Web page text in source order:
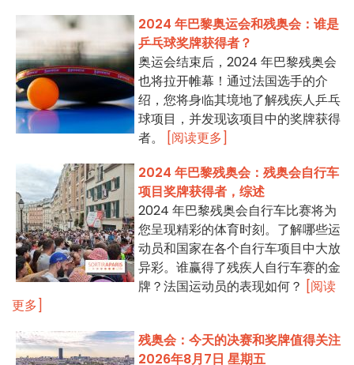
2024 年巴黎奥运会和残奥会：谁是
乒乓球奖牌获得者？
奥运会结束后，2024 年巴黎残奥会
也将拉开帷幕！通过法国选手的介
绍，您将身临其境地了解残疾人乒乓
球项目，并发现该项目中的奖牌获得
者。
[阅读更多]
2024 年巴黎残奥会：残奥会自行车
项目奖牌获得者，综述
2024 年巴黎残奥会自行车比赛将为
您呈现精彩的体育时刻。了解哪些运
动员和国家在各个自行车项目中大放
异彩。谁赢得了残疾人自行车赛的金
牌？法国运动员的表现如何？ [阅读
更多]
残奥会：今天的决赛和奖牌值得关注
2026年8月7日 星期五